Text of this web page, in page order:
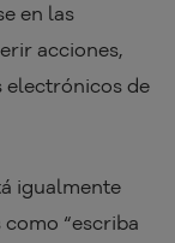
en las
acciones,
electrónicos de
igualmente
“escriba